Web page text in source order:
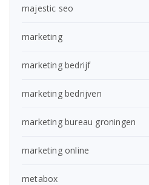
majestic seo
marketing
marketing bedrijf
marketing bedrijven
marketing bureau groningen
marketing online
metabox